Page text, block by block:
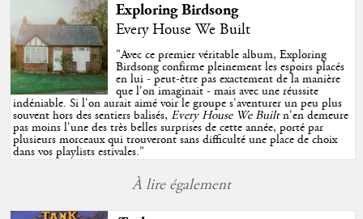
Exploring Birdsong
Every House We Built
"Avec ce premier véritable album, Exploring
Birdsong confirme pleinement les espoirs placés
en lui - peut-être pas exactement de la manière
que l'on imaginait - mais avec une réussite
indéniable. Si l'on aurait aimé voir le groupe s'aventurer un peu plus
souvent hors des sentiers balisés,Every House We Builtn'en demeure
pas moins l'une des très belles surprises de cette année, porté par
plusieurs morceaux qui trouveront sans difficulté une place de choix
dans vos playlists estivales."
À lire également